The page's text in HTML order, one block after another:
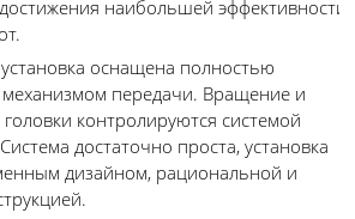
наибольшей эффективности
оснащена полностью
механизмом передачи. Вращение и
контролируются системой
достаточно проста, установка
дизайном, рациональной и